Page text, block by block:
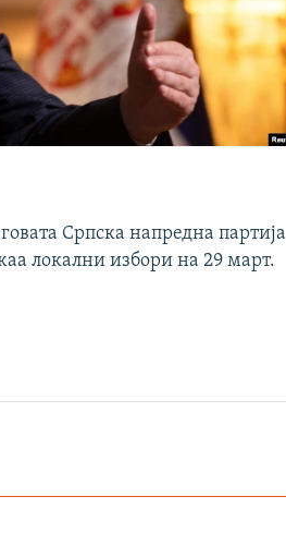
Српска напредна партија
локални избори на 29 март.